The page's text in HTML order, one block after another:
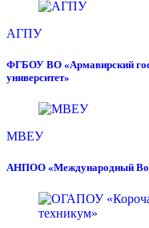
АГПУ
ФГБОУ ВО «Армавирский
университет»
МВЕУ
АНПОО «Международный